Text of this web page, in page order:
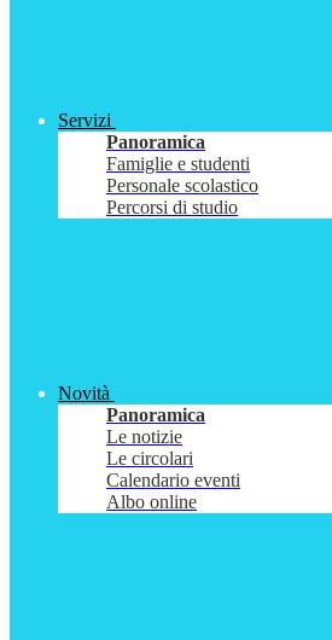
Servizi
Panoramica
Famiglie e studenti
Personale scolastico
Percorsi di studio
Novità
Panoramica
Le notizie
Le circolari
Calendario eventi
Albo online